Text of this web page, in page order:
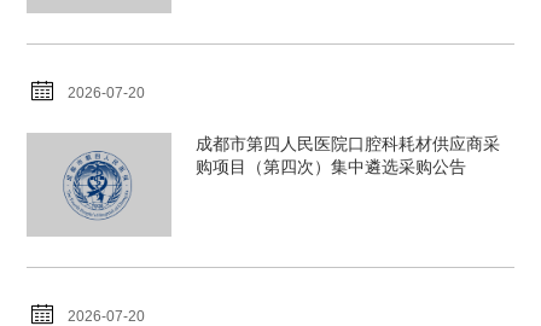
2026-07-20
成都市第四人民医院口腔科耗材供应商采
购项目（第四次）集中遴选采购公告
2026-07-20